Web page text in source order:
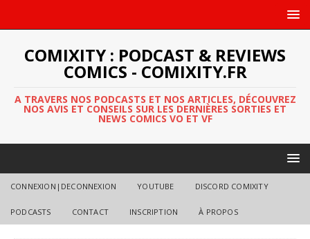
COMIXITY : PODCAST & REVIEWS
COMICS - COMIXITY.FR
A TRAVERS NOS PODCASTS ET NOS ARTICLES, DÉCOUVREZ
NOS AVIS ET CONSEILS SUR LES DERNIÈRES SORTIES ET
NEWS COMICS VO ET VF
CONNEXION|DECONNEXION YOUTUBE DISCORD COMIXITY
PODCASTS CONTACT INSCRIPTION À PROPOS